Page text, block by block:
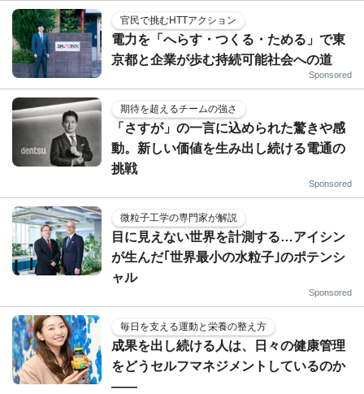
官民で挑むHTTアクション
電力を「へらす・つくる・ためる」で東
京都と企業が歩む持続可能社会への道
Sponsored
期待を超えるチームの強さ
「さすが」の一言に込められた驚きや感
動。新しい価値を生み出し続ける電通の
挑戦
Sponsored
微粒子工学の専門家が解説
目に見えない世界を計測する…アイシン
が生んだ｢世界最小の水粒子｣のポテンシ
ャル
Sponsored
毎日を支える運動と栄養の整え方
成果を出し続ける人は、日々の健康管理
をどうセルフマネジメントしているのか
——